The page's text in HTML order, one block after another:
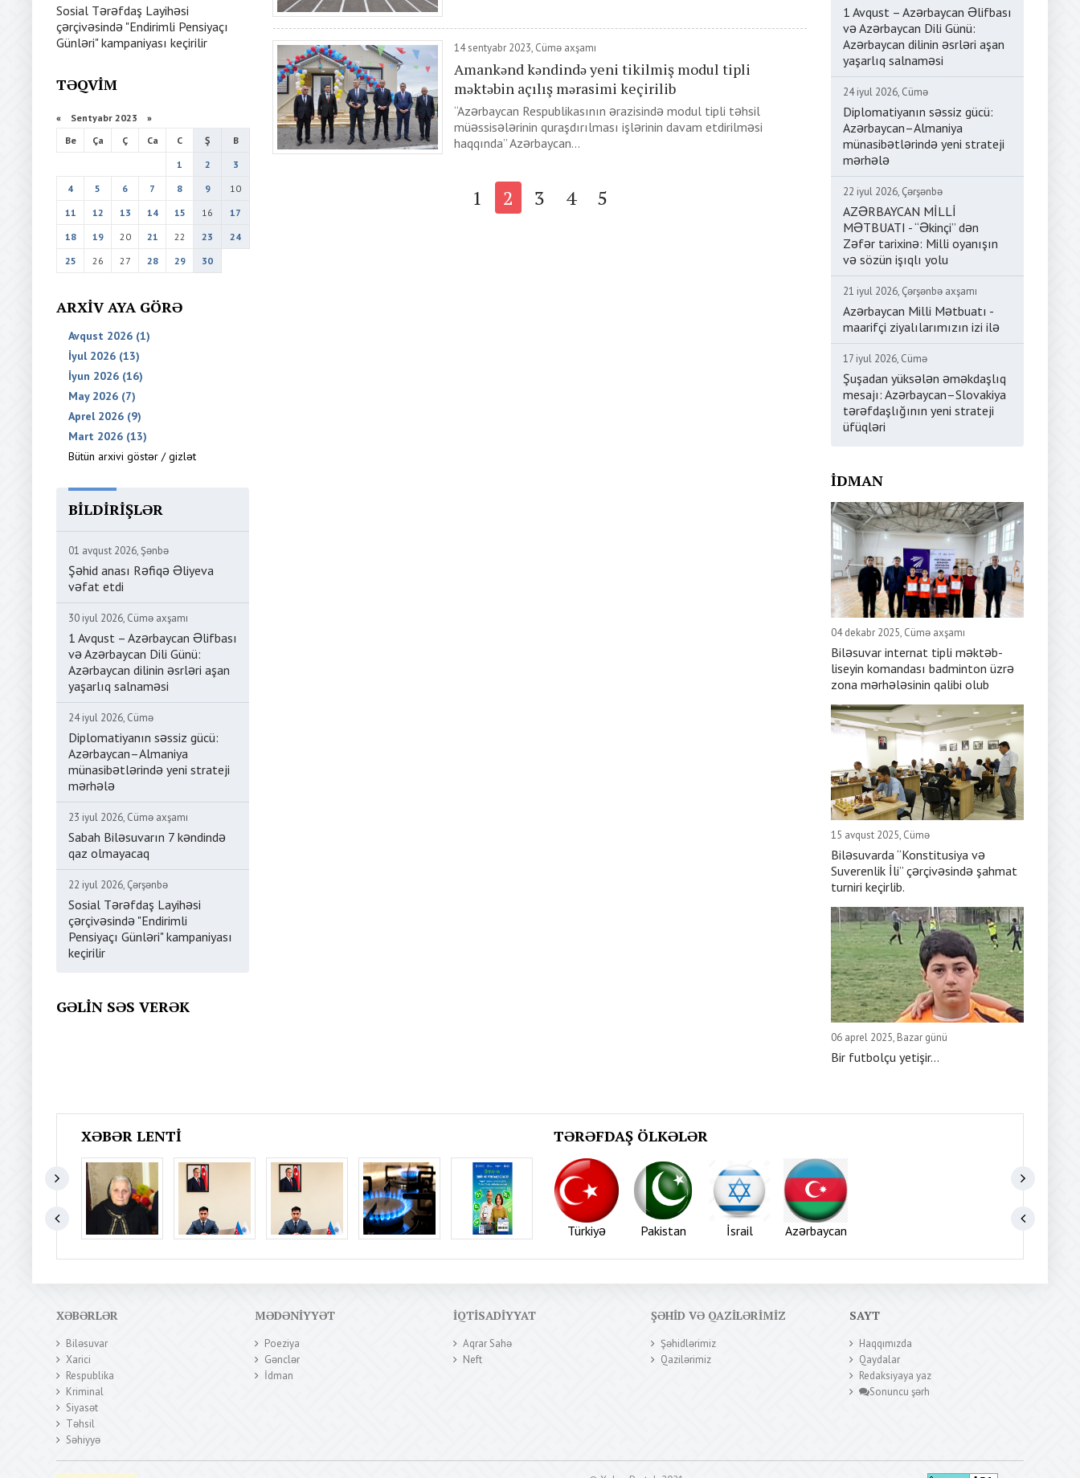
Sosial Tərəfdaş Layihəsi
çərçivəsində "Endirimli Pensiyaçı
Günləri" kampaniyası keçirilir
TƏQVIM
« Sentyabr 2023 »
Be
Ça Ç Ca C Ş
B
1
2
3
4
5 6 7 8 9
10
11
12 13 14 15 16
17
18
19 20 21 22 23
24
25
26 27 28 29 30
ARXIV AYA GÖRƏ
Avqust 2026 (1)
İyul 2026 (13)
İyun 2026 (16)
May 2026 (7)
Aprel 2026 (9)
Mart 2026 (13)
Bütün arxivi göstər / gizlət
BILDIRIŞLƏR
01 avqust 2026, Şənbə
Şəhid anası Rəfiqə Əliyeva
vəfat etdi
30 iyul 2026, Cümə axşamı
1 Avqust – Azərbaycan Əlifbası
və Azərbaycan Dili Günü:
Azərbaycan dilinin əsrləri aşan
yaşarlıq salnaməsi
24 iyul 2026, Cümə
Diplomatiyanın səssiz gücü:
Azərbaycan–Almaniya
münasibətlərində yeni strateji
mərhələ
23 iyul 2026, Cümə axşamı
Sabah Biləsuvarın 7 kəndində
qaz olmayacaq
22 iyul 2026, Çərşənbə
Sosial Tərəfdaş Layihəsi
çərçivəsində "Endirimli
Pensiyaçı Günləri" kampaniyası
keçirilir
GƏLIN SƏS VERƏK
14 sentyabr 2023, Cümə axşamı
Amankənd kəndində yeni tikilmiş modul tipli
məktəbin açılış mərasimi keçirilib
“Azərbaycan Respublikasının ərazisində modul tipli təhsil
müəssisələrinin quraşdırılması işlərinin davam etdirilməsi
haqqında” Azərbaycan...
1 2 3 4 5
1 Avqust – Azərbaycan Əlifbası
və Azərbaycan Dili Günü:
Azərbaycan dilinin əsrləri aşan
yaşarlıq salnaməsi
24 iyul 2026, Cümə
Diplomatiyanın səssiz gücü:
Azərbaycan–Almaniya
münasibətlərində yeni strateji
mərhələ
22 iyul 2026, Çərşənbə
AZƏRBAYCAN MİLLİ
MƏTBUATI - “Əkinçi” dən
Zəfər tarixinə: Milli oyanışın
və sözün işıqlı yolu
21 iyul 2026, Çərşənbə axşamı
Azərbaycan Milli Mətbuatı -
maarifçi ziyalılarımızın izi ilə
17 iyul 2026, Cümə
Şuşadan yüksələn əməkdaşlıq
mesajı: Azərbaycan–Slovakiya
tərəfdaşlığının yeni strateji
üfüqləri
İDMAN
04 dekabr 2025, Cümə axşamı
Biləsuvar internat tipli məktəb-
liseyin komandası badminton üzrə
zona mərhələsinin qalibi olub
15 avqust 2025, Cümə
Biləsuvarda “Konstitusiya və
Suverenlik İli” çərçivəsində şahmat
turniri keçirlib.
06 aprel 2025, Bazar günü
Bir futbolçu yetişir...
XƏBƏR LENTI TƏRƏFDAŞ ÖLKƏLƏR
Türkiyə Pakistan İsrail Azərbaycan
XƏBƏRLƏR
Biləsuvar
Xarici
Respublika
Kriminal
Siyasət
Təhsil
Səhiyyə
MƏDƏNIYYƏT
Poeziya
Gənclər
İdman
İQTISADIYYAT
Aqrar Sahə
Neft
ŞƏHID VƏ QAZILƏRIMIZ
Şəhidlərimiz
Qazilərimiz
SAYT
Haqqımızda
Qaydalar
Redaksiyaya yaz
Sonuncu şərh